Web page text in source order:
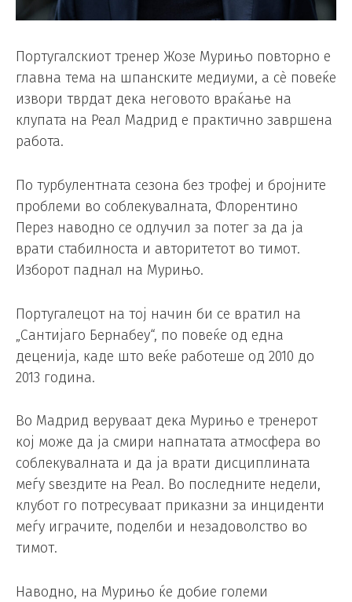
Португалскиот тренер Жозе Мурињо повторно е
главна тема на шпанските медиуми, а сè повеќе
извори тврдат дека неговото враќање на
клупата на Реал Мадрид е практично завршена
работа.
По турбулентната сезона без трофеј и бројните
проблеми во соблекувалната, Флорентино
Перез наводно се одлучил за потег за да ја
врати стабилноста и авторитетот во тимот.
Изборот паднал на Мурињо.
Португалецот на тој начин би се вратил на
„Сантијаго Бернабеу“, по повеќе од една
деценија, каде што веќе работеше од 2010 до
2013 година.
Во Мадрид веруваат дека Мурињо е тренерот
кој може да ја смири напнатата атмосфера во
соблекувалната и да ја врати дисциплината
меѓу ѕвездите на Реал. Во последните недели,
клубот го потресуваат приказни за инциденти
меѓу играчите, поделби и незадоволство во
тимот.
Наводно, на Мурињо ќе добие големи